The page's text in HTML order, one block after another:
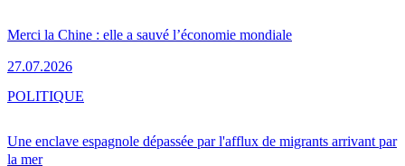
Merci la Chine : elle a sauvé l’économie mondiale
27.07.2026
Une enclave espagnole dépassée par l'afflux de migrants arrivant par
la mer
POLITIQUE